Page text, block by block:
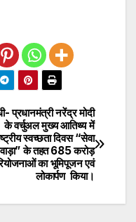
प्रधानमंत्री नरेंद्र मोदी
के वर्चुअल मुख्य आतिथ्य में
स्वच्छता दिवस “सेवा
के तहत ₹685 करोड़
का भूमिपूजन एवं
लोकार्पण किया।